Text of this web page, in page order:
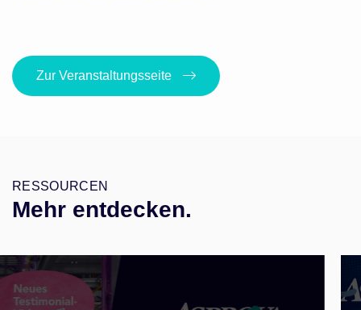
Zur Veranstaltungsseite
RESSOURCEN
Mehr entdecken.